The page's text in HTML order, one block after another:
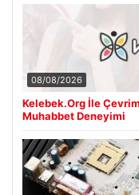
08/08/2026
Kelebek.Org İle
Muhabbet Deneyimi